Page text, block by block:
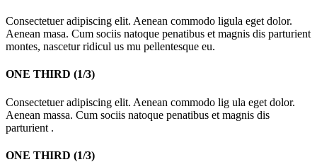
Consectetuer adipiscing elit. Aenean commodo ligula eget dolor.
Aenean masa. Cum sociis natoque penatibus et magnis dis parturient
montes, nascetur ridicul us mu pellentesque eu.
ONE THIRD (1/3)
Consectetuer adipiscing elit. Aenean commodo lig ula eget dolor.
Aenean massa. Cum sociis natoque penatibus et magnis dis
parturient .
ONE THIRD (1/3)